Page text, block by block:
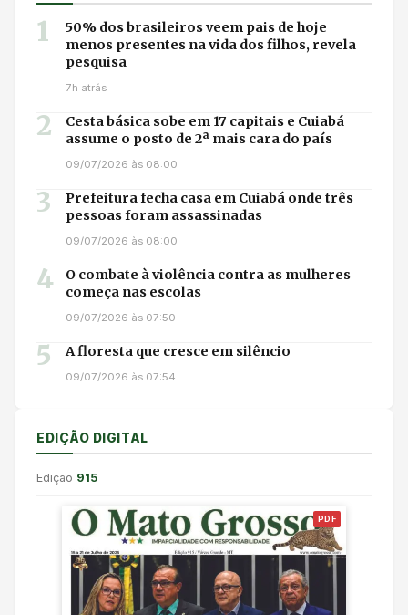
1
50% dos brasileiros veem pais de hoje
menos presentes na vida dos filhos, revela
pesquisa
7h atrás
2
Cesta básica sobe em 17 capitais e Cuiabá
assume o posto de 2ª mais cara do país
09/07/2026 às 08:00
3
Prefeitura fecha casa em Cuiabá onde três
pessoas foram assassinadas
09/07/2026 às 08:00
4
O combate à violência contra as mulheres
começa nas escolas
09/07/2026 às 07:50
5 A floresta que cresce em silêncio
09/07/2026 às 07:54
EDIÇÃO DIGITAL
Edição 915
PDF